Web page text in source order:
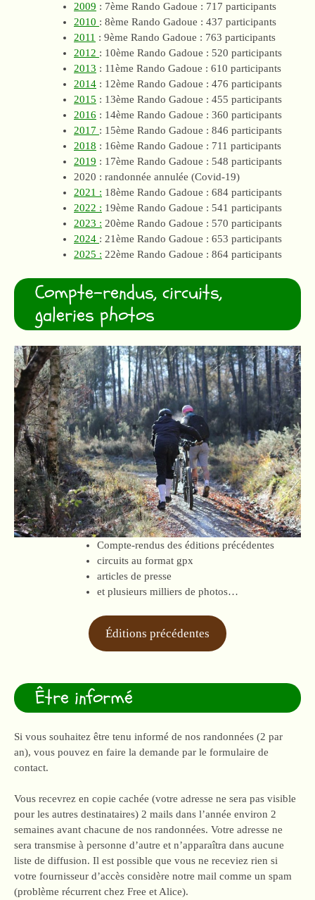
2009 : 7ème Rando Gadoue : 717 participants
2010 : 8ème Rando Gadoue : 437 participants
2011 : 9ème Rando Gadoue : 763 participants
2012 : 10ème Rando Gadoue : 520 participants
2013 : 11ème Rando Gadoue : 610 participants
2014 : 12ème Rando Gadoue : 476 participants
2015 : 13ème Rando Gadoue : 455 participants
2016 : 14ème Rando Gadoue : 360 participants
2017 : 15ème Rando Gadoue : 846 participants
2018 : 16ème Rando Gadoue : 711 participants
2019 : 17ème Rando Gadoue : 548 participants
2020 : randonnée annulée (Covid-19)
2021 : 18ème Rando Gadoue : 684 participants
2022 : 19ème Rando Gadoue : 541 participants
2023 : 20ème Rando Gadoue : 570 participants
2024 : 21ème Rando Gadoue : 653 participants
2025 : 22ème Rando Gadoue : 864 participants
Compte-rendus, circuits,
galeries photos
Compte-rendus des éditions précédentes
circuits au format gpx
articles de presse
et plusieurs milliers de photos…
Éditions précédentes
Être informé
Si vous souhaitez être tenu informé de nos randonnées (2 par
an), vous pouvez en faire la demande par le formulaire de
contact.
Vous recevrez en copie cachée (votre adresse ne sera pas visible
pour les autres destinataires) 2 mails dans l’année environ 2
semaines avant chacune de nos randonnées. Votre adresse ne
sera transmise à personne d’autre et n’apparaîtra dans aucune
liste de diffusion. Il est possible que vous ne receviez rien si
votre fournisseur d’accès considère notre mail comme un spam
(problème récurrent chez Free et Alice).